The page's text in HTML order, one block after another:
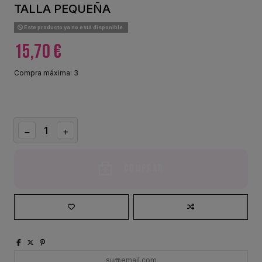
TALLA PEQUEÑA
Este producto ya no está disponible.
15,70 €
Compra máxima: 3